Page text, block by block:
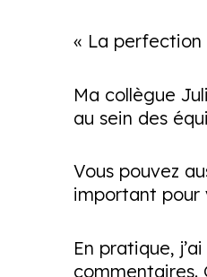
« La perfection
Ma collègue
au sein des
Vous pouvez
important pour
En pratique,
commentaires.